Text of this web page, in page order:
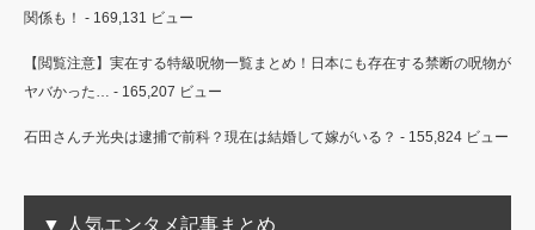
関係も！ - 169,131 ビュー
【閲覧注意】実在する特級呪物一覧まとめ！日本にも存在する禁断の呪物が
ヤバかった… - 165,207 ビュー
石田さんチ光央は逮捕で前科？現在は結婚して嫁がいる？ - 155,824 ビュー
▼ 人気エンタメ記事まとめ